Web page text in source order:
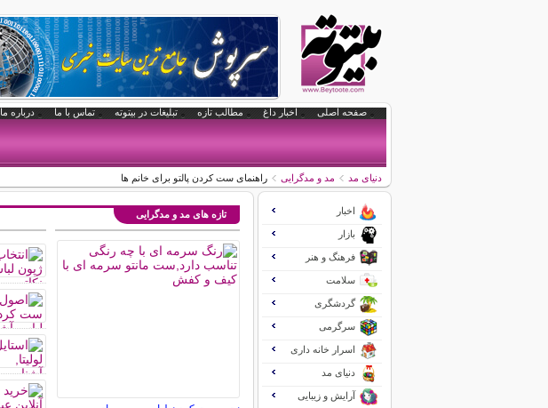
صفحه اصلی اخبار داغ مطالب تازه تبلیغات در بیتوته تماس با ما درباره ما
دنیای مد مد و مدگرایی راهنمای ست کردن پالتو برای خانم ها
تازه های مد و مدگرایی اخبار
بازار
فرهنگ و هنر
سلامت
گردشگری
سرگرمی
اسرار خانه داری
دنیای مد
آرایش و زیبایی